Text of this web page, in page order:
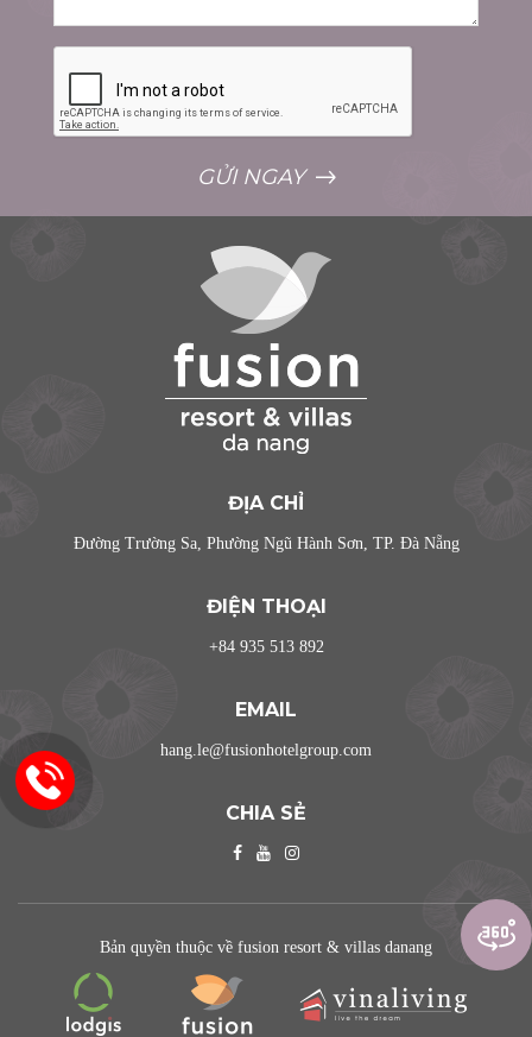
GỬI NGAY
ĐỊA CHỈ
Đường Trường Sa, Phường Ngũ Hành Sơn, TP. Đà Nẵng
ĐIỆN THOẠI
+84 935 513 892
EMAIL
hang.le@fusionhotelgroup.com
CHIA SẺ
Bản quyền thuộc về fusion resort & villas danang